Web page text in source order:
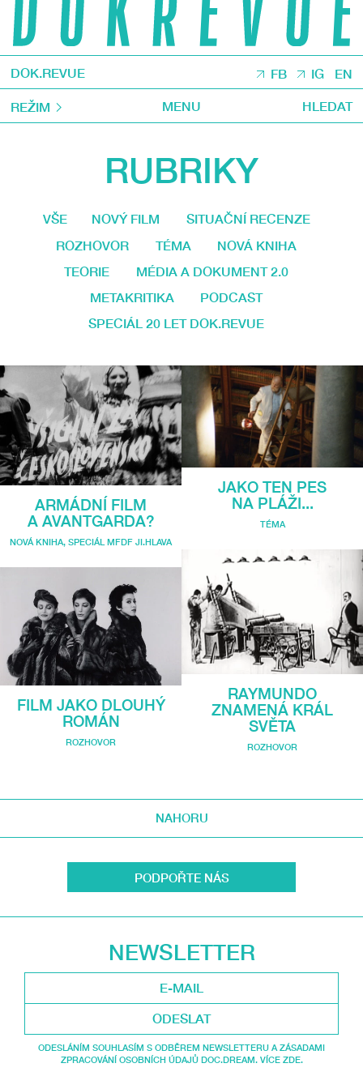
DOK.REVUE FB IG EN
REŽIM MENU HLEDAT
RUBRIKY
VŠE NOVÝ FILM
SITUAČNÍ RECENZE
ROZHOVOR
TÉMA
NOVÁ KNIHA
TEORIE
MÉDIA A DOKUMENT 2.0
METAKRITIKA
PODCAST
SPECIÁL 20 LET DOK.REVUE
ARMÁDNÍ FILM
A AVANTGARDA?
NOVÁ KNIHA, SPECIÁL MFDF JI.HLAVA
FILM JAKO DLOUHÝ
ROMÁN
ROZHOVOR
JAKO TEN PES
NA PLÁŽI...
TÉMA
RAYMUNDO
ZNAMENÁ KRÁL
SVĚTA
ROZHOVOR
NAHORU
PODPOŘTE NÁS
NEWSLETTER
ODESLAT
ODESLÁNÍM SOUHLASÍM S ODBĚREM NEWSLETTERU A ZÁSADAMI
ZPRACOVÁNÍ OSOBNÍCH ÚDAJŮ DOC.DREAM. VÍCE ZDE.